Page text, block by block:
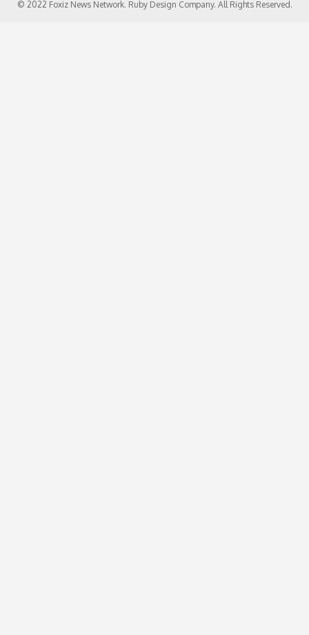
© 2022 Foxiz News Network. Ruby Design Company. All Rights Reserved.